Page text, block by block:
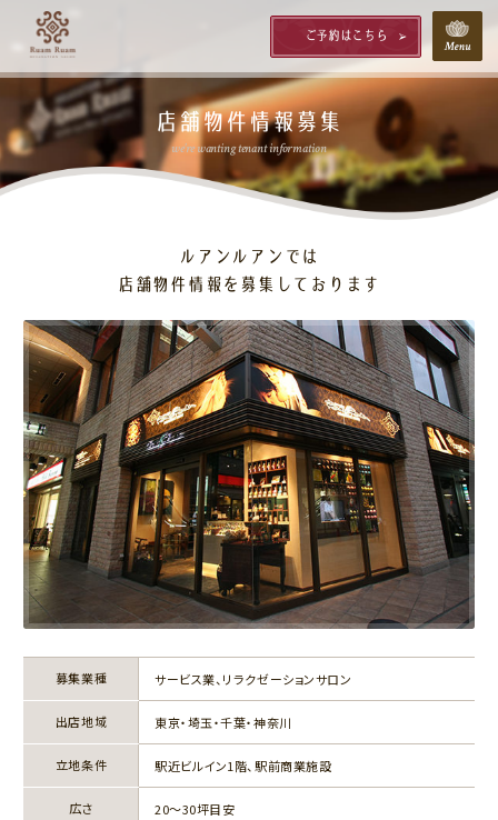
ご予約はこちら
店舗物件情報募集
we're wanting tenant information
ルアンルアンでは
店舗物件情報を募集しております
募集業種 サービス業、リラクゼーションサロン
出店地域 東京・埼玉・千葉・神奈川
立地条件 駅近ビルイン1階、駅前商業施設
広さ 20～30坪目安